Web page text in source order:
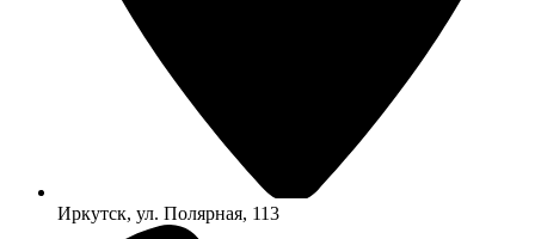
Иркутск, ул. Полярная, 113